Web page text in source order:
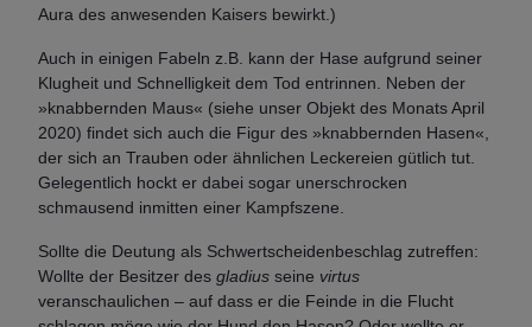
Aura des anwesenden Kaisers bewirkt.)
Auch in einigen Fabeln z.B. kann der Hase aufgrund seiner
Klugheit und Schnelligkeit dem Tod entrinnen. Neben der
»knabbernden Maus« (siehe unser Objekt des Monats April
2020) findet sich auch die Figur des »knabbernden Hasen«,
der sich an Trauben oder ähnlichen Leckereien gütlich tut.
Gelegentlich hockt er dabei sogar unerschrocken
schmausend inmitten einer Kampfszene.
Sollte die Deutung als Schwertscheidenbeschlag zutreffen:
Wollte der Besitzer des gladius seine virtus
veranschaulichen – auf dass er die Feinde in die Flucht